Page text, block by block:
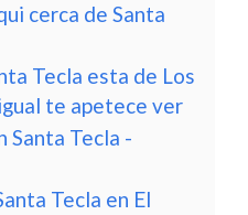
cerca de Santa
Tecla esta de Los
te apetece ver
Santa Tecla -
Tecla en El